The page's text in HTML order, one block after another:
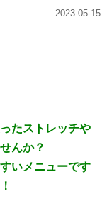
2023-05-15
たストレッチや
んか？
いメニューです